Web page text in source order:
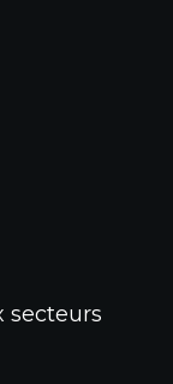
secteurs